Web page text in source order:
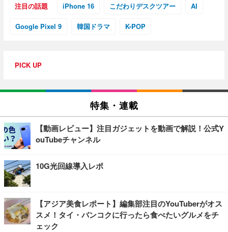
注目の話題 iPhone 16 こだわりデスクツアー AI
Google Pixel 9 韓国ドラマ K-POP
PICK UP
特集・連載
【動画レビュー】注目ガジェットを動画で解説！公式Y
ouTubeチャンネル
10G光回線導入レポ
【アジア美食レポート】編集部注目のYouTuberがオス
スメ！タイ・バンコクに行ったら食べたいグルメをチ
ェック